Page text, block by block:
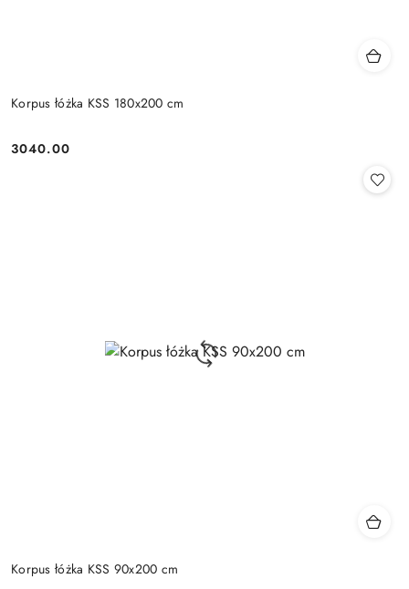
Korpus łóżka KSS 180x200 cm
Cena:
3040.00
Korpus łóżka KSS 90x200 cm